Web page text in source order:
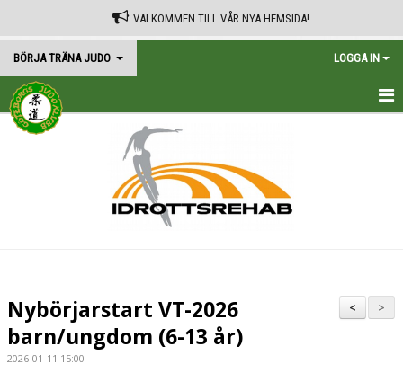
VÄLKOMMEN TILL VÅR NYA HEMSIDA!
BÖRJA TRÄNA JUDO LOGGA IN
HEM
>
<
Nybörjarstart VT-2026
barn/ungdom (6-13 år)
2026-01-11 15:00